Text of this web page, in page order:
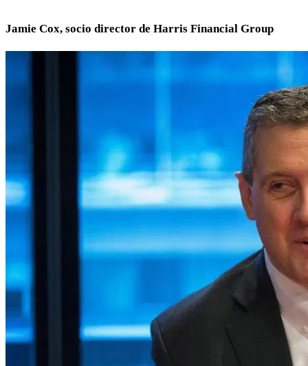
Jamie Cox, socio director de Harris Financial Group